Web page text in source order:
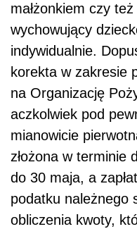
małżonkiem czy
wychowujący
indywidualnie.
korekta w zakresie
na Organizację
aczkolwiek pod
mianowicie
złożona w terminie
do 30 maja, a
podatku należnego
obliczenia kwoty,